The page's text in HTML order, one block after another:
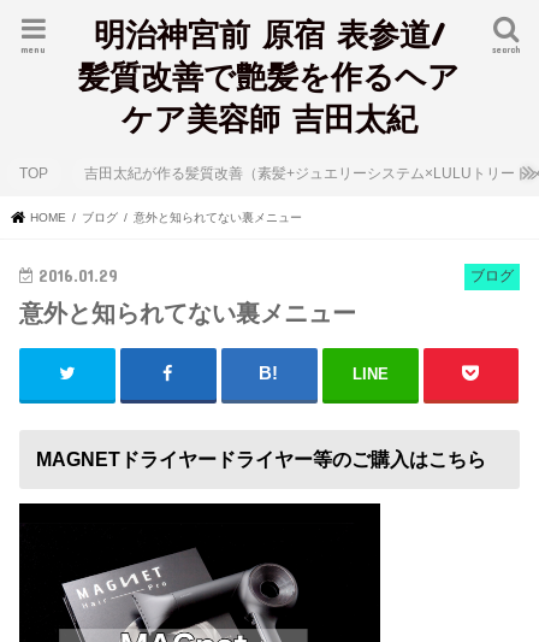
明治神宮前 原宿 表参道/
髪質改善で艶髪を作るヘア
ケア美容師 吉田太紀
search
menu
TOP 吉田太紀が作る髪質改善（素髪+ジュエリーシステム×LULUトリート
HOME ブログ 意外と知られてない裏メニュー
ブログ
2016.01.29
意外と知られてない裏メニュー
LINE
MAGNETドライヤードライヤー等のご購入はこちら